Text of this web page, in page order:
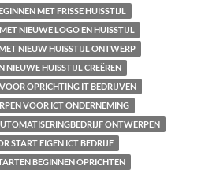
MET FRISSE HUISSTIJL
NIEUWE LOGO EN HUISSTIJL
NIEUW HUISSTIJL ONTWERP
NIEUWE HUISSTIJL CREËREN
OPRICHTING IT BEDRIJVEN
VOOR ICT ONDERNEMING
ONTWERPEN
START EIGEN ICT BEDRIJF
BEGINNEN OPRICHTEN